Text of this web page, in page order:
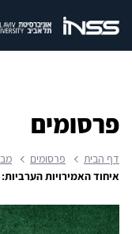
פרסומים
דף הבית פרסומים
איחוד האמירויות